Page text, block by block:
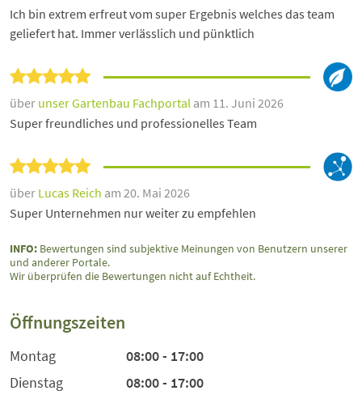
Ich bin extrem erfreut vom super Ergebnis welches das team
geliefert hat. Immer verlässlich und pünktlich
über unser Gartenbau Fachportal am 11. Juni 2026
Super freundliches und professionelles Team
über Lucas Reich am 20. Mai 2026
Super Unternehmen nur weiter zu empfehlen
INFO: Bewertungen sind subjektive Meinungen von Benutzern unserer
und anderer Portale.
Wir überprüfen die Bewertungen nicht auf Echtheit.
Öffnungszeiten
Montag
08:00 - 17:00
Dienstag
08:00 - 17:00